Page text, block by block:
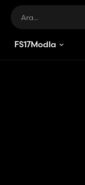
FS17Modlar